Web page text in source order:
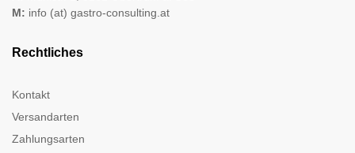
M: info (at) gastro-consulting.at
Rechtliches
Kontakt
Versandarten
Zahlungsarten